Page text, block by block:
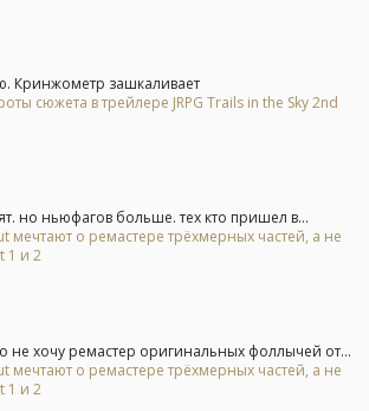
Кринжометр зашкаливает
сюжета в трейлере JRPG Trails in the Sky 2nd
но ньюфагов больше. тех кто пришел в...
мечтают о ремастере трёхмерных частей, а не
1 и 2
не хочу ремастер оригинальных фоллычей от...
мечтают о ремастере трёхмерных частей, а не
1 и 2